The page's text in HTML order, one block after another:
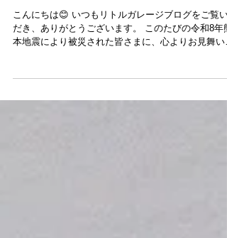
R35 GT-R TCM交換用パーツが入荷しまし
た！交換作業を順次進めてまいります
し上げます。被災地の一日も早い復旧・復興と、皆